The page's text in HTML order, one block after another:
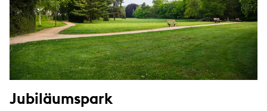
Jubiläumspark